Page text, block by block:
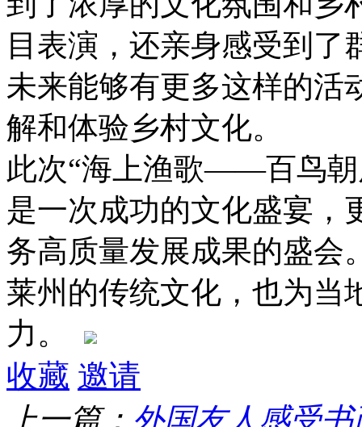
目表演，还亲身感受到了
未来能够有更多这样的活
解和体验乡村文化。
此次“海上渔歌——百鸟朝
是一次成功的文化盛宴，
务高质量发展成果的盛会
莱州的传统文化，也为当
力。
收藏 邀请
上一篇： 外国友人感受